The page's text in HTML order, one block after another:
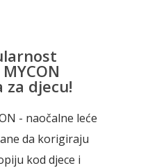
za djecu!
- naočalne leće
da korigiraju
kod djece i